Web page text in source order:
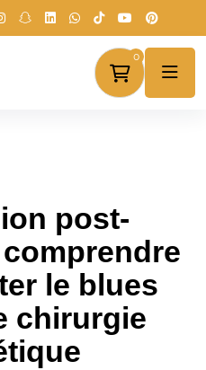
0
post-
le blues
chirurgie